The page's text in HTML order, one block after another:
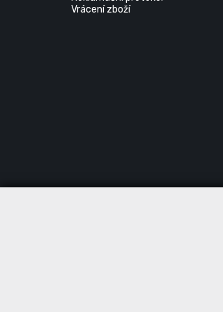
Vrácení zboží